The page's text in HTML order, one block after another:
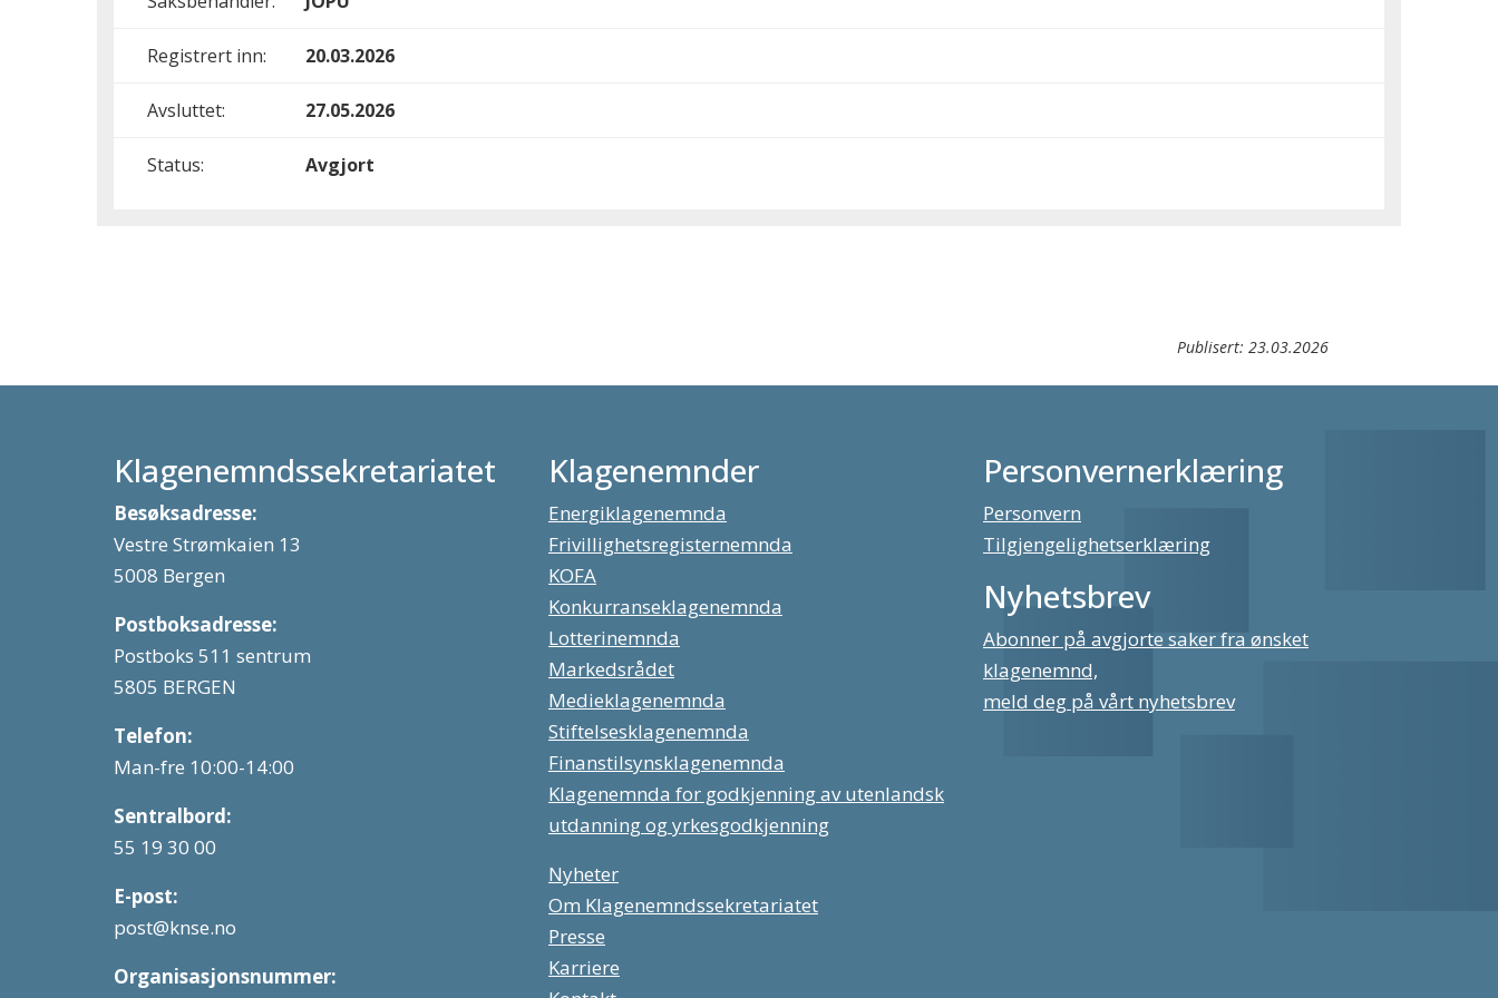
Registrert inn: 20.03.2026
Avsluttet: 27.05.2026
Status: Avgjort
Publisert: 23.03.2026
Klagenemndssekretariatet
Besøksadresse:
Vestre Strømkaien 13
5008 Bergen
Postboksadresse:
Postboks 511 sentrum
5805 BERGEN
Telefon:
Man-fre 10:00-14:00
Sentralbord:
55 19 30 00
E-post:
post@knse.no
Organisasjonsnummer:
Klagenemnder
Energiklagenemnda
Frivillighetsregisternemnda
KOFA
Konkurranseklagenemnda
Lotterinemnda
Markedsrådet
Medieklagenemnda
Stiftelsesklagenemnda
Finanstilsynsklagenemnda
Klagenemnda for godkjenning av utenlandsk
utdanning og yrkesgodkjenning
Nyheter
Om Klagenemndssekretariatet
Presse
Karriere
Personvernerklæring
Personvern
Tilgjengelighetserklæring
Nyhetsbrev
Abonner på avgjorte saker fra ønsket
klagenemnd,
meld deg på vårt nyhetsbrev